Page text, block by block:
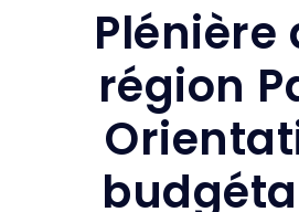
Plénière
région